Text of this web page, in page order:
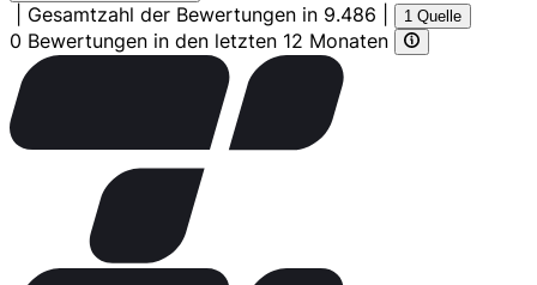
Gesamtzahl der Bewertungen in 9.486 1 Quelle
0 Bewertungen in den letzten 12 Monaten